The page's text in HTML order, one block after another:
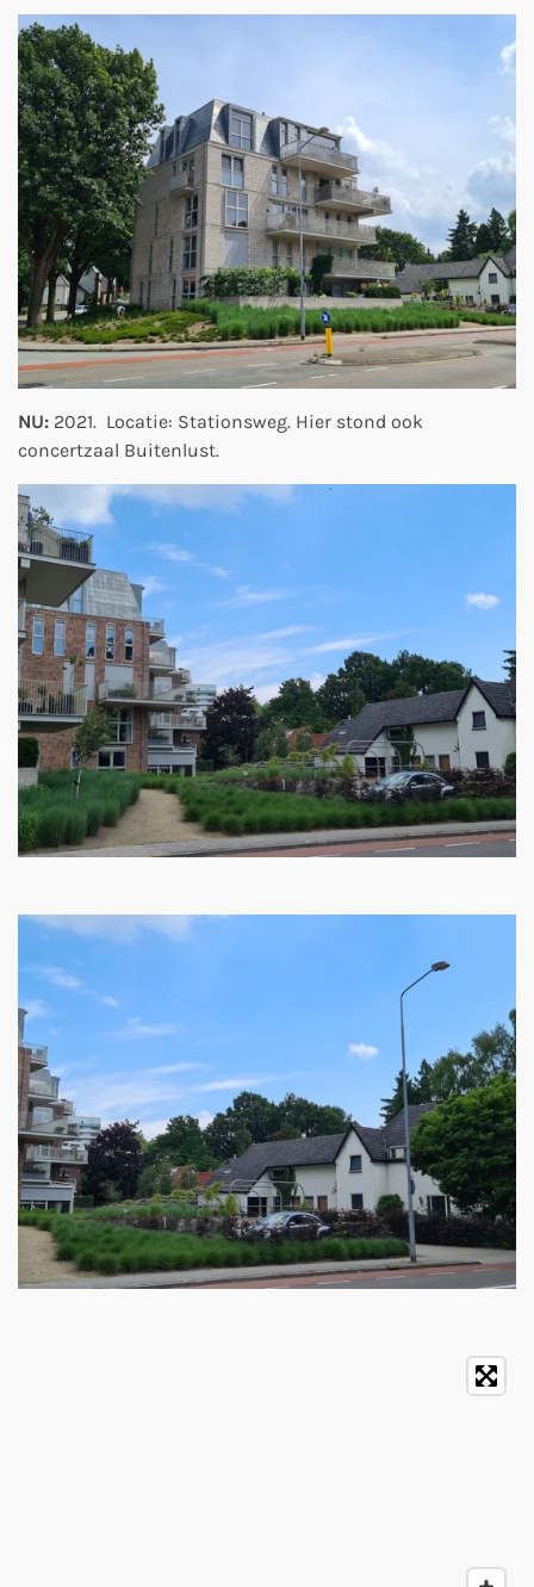
NU: 2021. Locatie: Stationsweg. Hier stond ook
concertzaal Buitenlust.